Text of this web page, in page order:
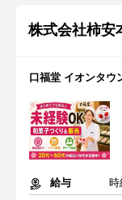
株式会社柿安
口福堂 イオンタウ
給与
時